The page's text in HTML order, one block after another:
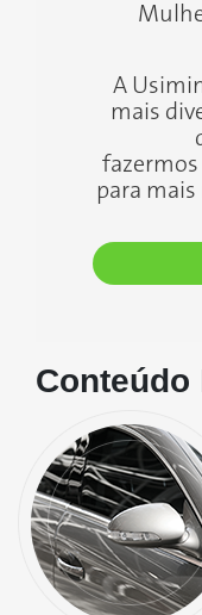
A
mais
fazermos
para
Conteúdo